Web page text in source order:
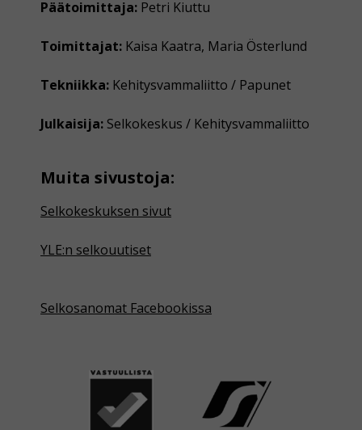
Päätoimittaja: Petri Kiuttu
Toimittajat: Kaisa Kaatra, Maria Österlund
Tekniikka: Kehitysvammaliitto / Papunet
Julkaisija: Selkokeskus / Kehitysvammaliitto
Muita sivustoja:
Selkokeskuksen sivut
YLE:n selkouutiset
Selkosanomat Facebookissa